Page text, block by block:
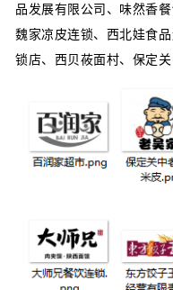
品发展有限公司、味然香
魏家凉皮连锁、西北娃食
锁店、西贝莜面村、保定